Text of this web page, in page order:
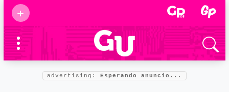
+
Supermamás
2025
Marcas de
confianza
Foro salud
advertising: Esperando anuncio...